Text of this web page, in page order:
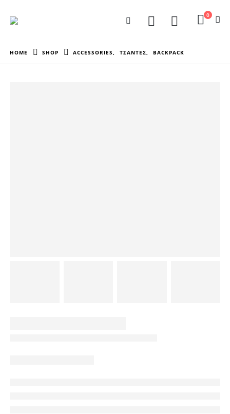
0
HOME SHOP ACCESSORIES, ΤΣΑΝΤΕΣ, BACKPACK